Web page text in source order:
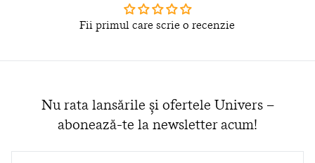
Fii primul care scrie o recenzie
Nu rata lansările și ofertele Univers –
abonează-te la newsletter acum!